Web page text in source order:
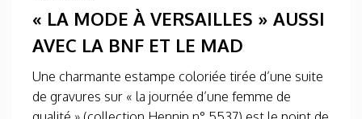
« LA MODE À VERSAILLES » AUSSI
AVEC LA BNF ET LE MAD
Une charmante estampe coloriée tirée d’une suite
de gravures sur « la journée d’une femme de